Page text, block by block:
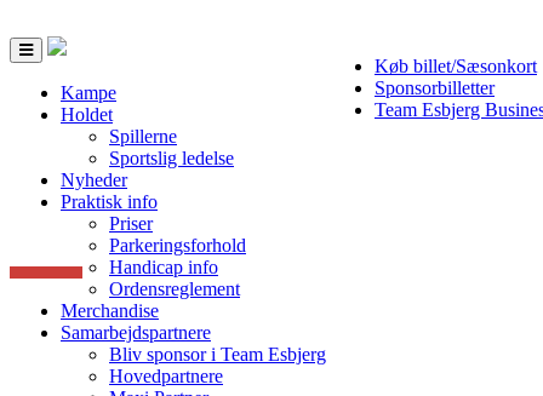
Køb billet/Sæsonkort
Sponsorbilletter
Team Esbjerg
Toggle
navigation
Kampe
Holdet
Spillerne
Sportslig ledelse
Nyheder
Praktisk info
Priser
Parkeringsforhold
Handicap info
Ordensreglement
Merchandise
Samarbejdspartnere
Bliv sponsor i Team Esbjerg
Hovedpartnere